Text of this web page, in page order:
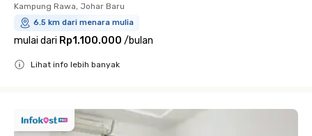
Kampung Rawa, Johar Baru
6.5 km dari menara mulia
mulai dari Rp1.100.000 /bulan
Lihat info lebih banyak